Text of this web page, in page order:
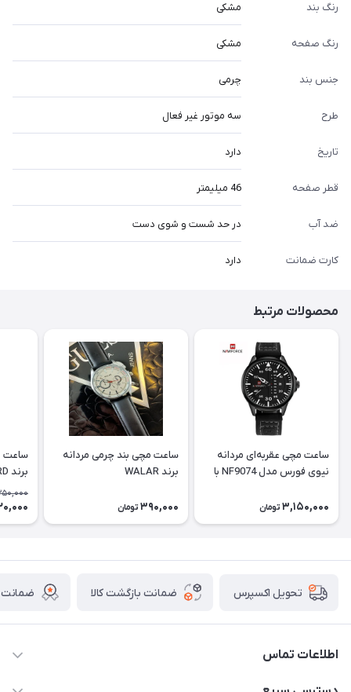
رنگ بند مشکی
رنگ صفحه مشکی
جنس بند چرمی
طرح سه موتور غیر فعال
تاریخ دارد
قطر صفحه 46 میلیمتر
ضد آب در حد شست و شوی دست
کارت ضمانت دارد
محصولات مرتبط
ساعت مچی عقربه‌ای مردانه
نیوی فورس مدل NF9074 با
3,150,000 تومان
ساعت مچی بند چرمی مردانه
برند WALAR
390,000 تومان
ساعت
برند PASSBIRD
تحویل اکسپرس ضمانت بازگشت کالا ضمانت
اطلاعات تماس
برای دریافت کدرهگیری پیامک دهید 09364926911